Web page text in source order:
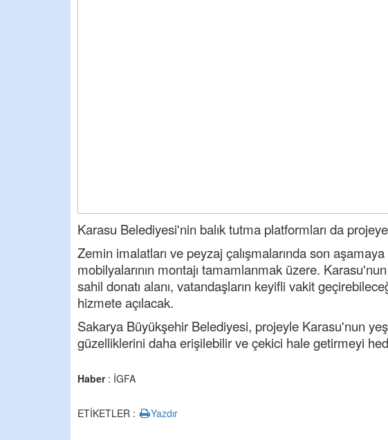
Karasu Belediyesi'nin balık tutma platformları da
Zemin imalatları ve peyzaj çalışmalarında son
mobilyalarının montajı tamamlanmak üzere.
sahil donatı alanı, vatandaşların keyifli vakit
hizmete açılacak.
Sakarya Büyükşehir Belediyesi, projeyle Karasu'nun
güzelliklerini daha erişilebilir ve çekici hale getirmeyi
Haber: İGFA
ETİKETLER : Yazdır